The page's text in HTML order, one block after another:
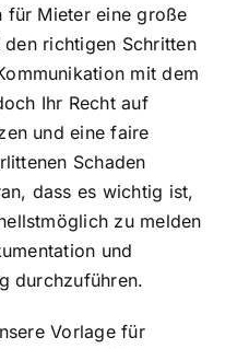
für Mieter eine große
richtigen Schritten
mit dem
Ihr Recht auf
und eine faire
Schaden
dass es wichtig ist,
zu melden
und
durchzuführen.
Vorlage für